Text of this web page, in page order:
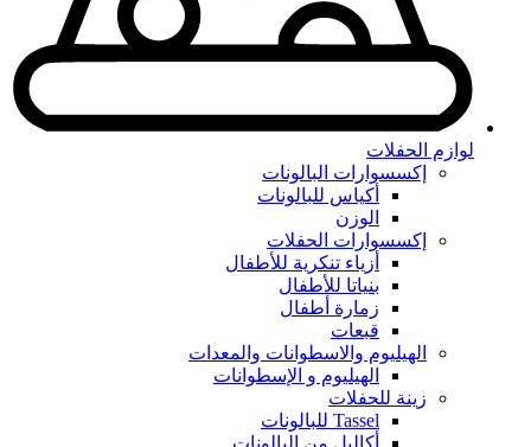
لوازم الحفلات
إكسسوارات البالونات
أكياس للبالونات
الوزن
إكسسوارات الحفلات
أزياء تنكرية للأطفال
بنياتا للأطفال
زمارة أطفال
قبعات
الهيليوم والاسطوانات والمعدات
الهيليوم و الإسطوانات
زينة للحفلات
Tassel للبالونات